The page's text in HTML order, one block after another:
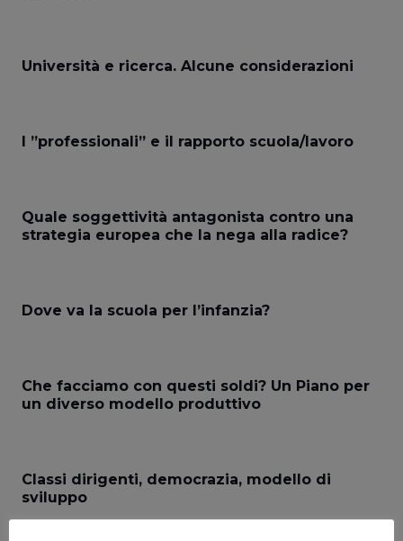
Università e ricerca. Alcune considerazioni
I ”professionali” e il rapporto scuola/lavoro
Quale soggettività antagonista contro una
strategia europea che la nega alla radice?
Dove va la scuola per l’infanzia?
Che facciamo con questi soldi? Un Piano per
un diverso modello produttivo
Classi dirigenti, democrazia, modello di
sviluppo